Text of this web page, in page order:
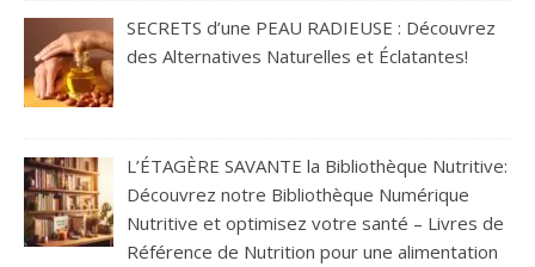
SECRETS d’une PEAU RADIEUSE : Découvrez
des Alternatives Naturelles et Éclatantes!
L’ÉTAGÈRE SAVANTE la Bibliothèque Nutritive:
Découvrez notre Bibliothèque Numérique
Nutritive et optimisez votre santé – Livres de
Référence de Nutrition pour une alimentation